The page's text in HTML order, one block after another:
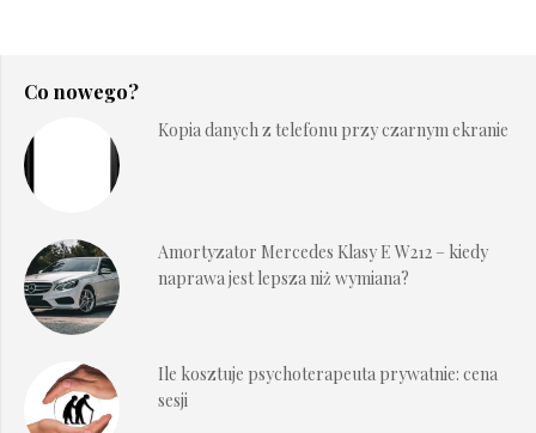
Co nowego?
Kopia danych z telefonu przy czarnym ekranie
Amortyzator Mercedes Klasy E W212 – kiedy
naprawa jest lepsza niż wymiana?
Ile kosztuje psychoterapeuta prywatnie: cena
sesji